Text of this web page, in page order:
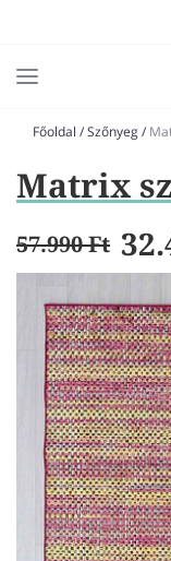
Főoldal /Szőnyeg/
Matrix
57.990 Ft